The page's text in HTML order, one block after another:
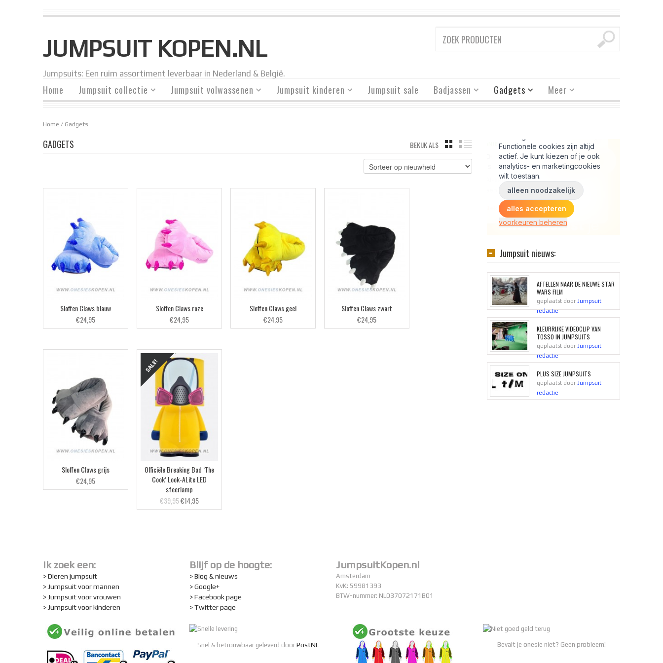
JUMPSUIT KOPEN.NL
Jumpsuits: Een ruim assortiment leverbaar in Nederland & België.
Home Jumpsuit collectie Jumpsuit volwassenen Jumpsuit kinderen Jumpsuit sale Badjassen Gadgets Meer
Home / Gadgets
GADGETS BEKIJK ALS GRID
Sloffen Claws blauw
€24,95
Sloffen Claws roze
€24,95
Sloffen Claws geel
€24,95
Sloffen Claws zwart
€24,95
Sloffen Claws grijs
€24,95
Officiële Breaking Bad ‘The
Cook’ Look-ALite LED
sfeerlamp
€39,95€14,95
Jumpsuit nieuws:
AFTELLEN NAAR DE NIEUWE STAR
WARS FILM
geplaatst door Jumpsuit
redactie
KLEURRIJKE VIDEOCLIP VAN
TOSSO IN JUMPSUITS
geplaatst door Jumpsuit
redactie
PLUS SIZE JUMPSUITS
geplaatst door Jumpsuit
redactie
Ik zoek een:
> Dieren jumpsuit
> Jumpsuit voor mannen
> Jumpsuit voor vrouwen
> Jumpsuit voor kinderen
Blijf op de hoogte:
> Blog & nieuws
> Google+
> Facebook page
> Twitter page
JumpsuitKopen.nl
Amsterdam
KvK: 59981393
BTW-nummer: NL037072171B01
Snel & betrouwbaar geleverd door PostNL Bevalt je onesie niet? Geen probleem!